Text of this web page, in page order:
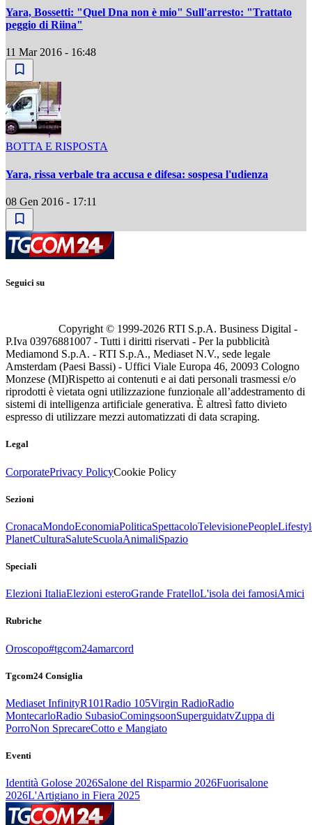
Yara, Bossetti: "Quel Dna non è mio" Sull'arresto: "Trattato
peggio di Riina"
11 Mar 2016 - 16:48
BOTTA E RISPOSTA
Yara, rissa verbale tra accusa e difesa: sospesa l'udienza
08 Gen 2016 - 17:11
Seguici su
Copyright © 1999-2026 RTI S.p.A. Business Digital -
P.Iva 03976881007 - Tutti i diritti riservati - Per la pubblicità
Mediamond S.p.A. - RTI S.p.A., Mediaset N.V., sede legale
Amsterdam (Paesi Bassi) - Uffici Viale Europa 46, 20093 Cologno
Monzese (MI)Rispetto ai contenuti e ai dati personali trasmessi e/o
riprodotti è vietata ogni utilizzazione funzionale all’addestramento di
sistemi di intelligenza artificiale generativa. È altresì fatto divieto
espresso di utilizzare mezzi automatizzati di data scraping.
Legal
CorporatePrivacy PolicyCookie Policy
Sezioni
CronacaMondoEconomiaPoliticaSpettacoloTelevisionePeople
PlanetCulturaSaluteScuolaAnimaliSpazio
Speciali
Elezioni ItaliaElezioni esteroGrande FratelloL'isola dei famosiAmici
Rubriche
Oroscopo#tgcom24amarcord
Tgcom24 Consiglia
Mediaset InfinityR101Radio 105Virgin RadioRadio
MontecarloRadio SubasioComingsoonSuperguidatvZuppa di
PorroNon SprecareCotto e Mangiato
Eventi
Identità Golose 2026Salone del Risparmio 2026Fuorisalone
2026L'Artigiano in Fiera 2025